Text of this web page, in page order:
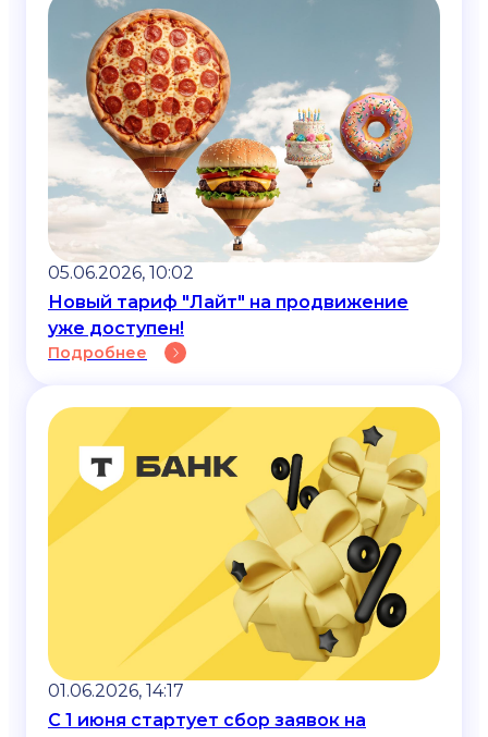
05.06.2026, 10:02
Новый тариф "Лайт" на продвижение
уже доступен!
Подробнее
01.06.2026, 14:17
С 1 июня стартует сбор заявок на